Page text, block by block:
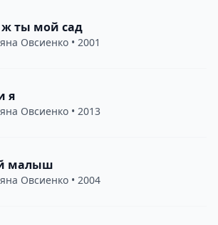
ж ты мой сад
Овсиенко • 2001
я
Овсиенко • 2013
малыш
Овсиенко • 2004